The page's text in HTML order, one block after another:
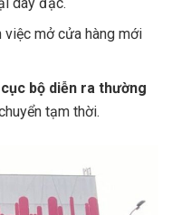
việc mở cửa hàng mới
bộ diễn ra thường
tạm thời.